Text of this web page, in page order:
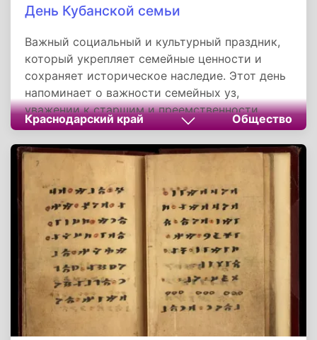
День Кубанской семьи
Важный социальный и культурный праздник,
который укрепляет семейные ценности и
сохраняет историческое наследие. Этот день
напоминает о важности семейных уз,
уважении к старшим и преемственности
поколений. Праздник способствует
сохранению уникальных традиций кубанского
казачества и укреплению духовных основ
общества.
Краснодарский край Общество